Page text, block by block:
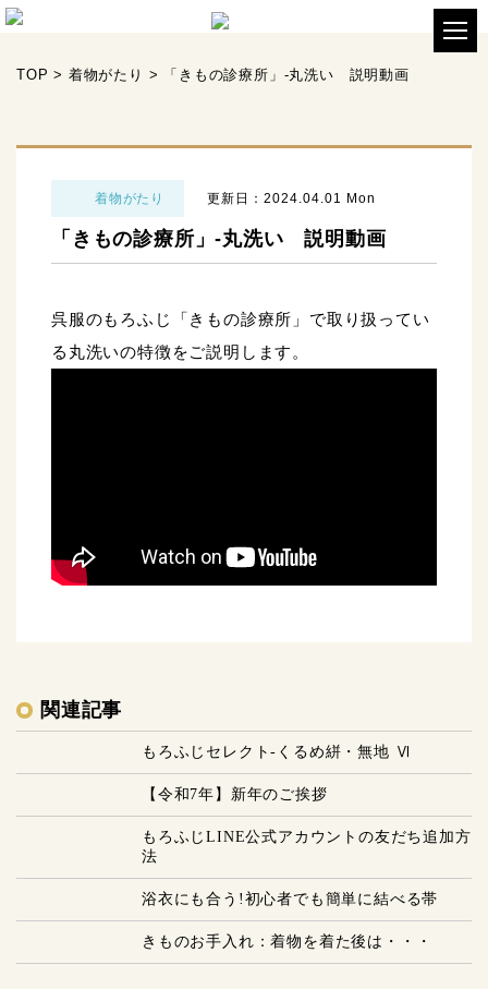
TOP > 着物がたり > 「きもの診療所」-丸洗い 説明動画
着物がたり 更新日：2024.04.01 Mon
「きもの診療所」-丸洗い 説明動画
呉服のもろふじ「きもの診療所」で取り扱ってい
る丸洗いの特徴をご説明します。
関連記事
もろふじセレクト-くるめ絣・無地 Ⅵ
【令和7年】新年のご挨拶
もろふじLINE公式アカウントの友だち追加方
法
浴衣にも合う!初心者でも簡単に結べる帯
きものお手入れ：着物を着た後は・・・